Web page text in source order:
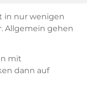
in nur wenigen
Allgemein gehen
mit
dann auf